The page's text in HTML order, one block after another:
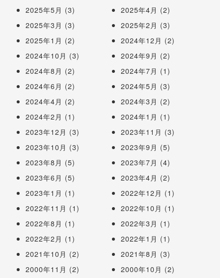
2025年5月 (3) 2025年4月 (2)
2025年3月 (3) 2025年2月 (3)
2025年1月 (2) 2024年12月 (2)
2024年10月 (3) 2024年9月 (2)
2024年8月 (2) 2024年7月 (1)
2024年6月 (2) 2024年5月 (3)
2024年4月 (2) 2024年3月 (2)
2024年2月 (1) 2024年1月 (1)
2023年12月 (3) 2023年11月 (3)
2023年10月 (3) 2023年9月 (5)
2023年8月 (5) 2023年7月 (4)
2023年6月 (5) 2023年4月 (2)
2023年1月 (1) 2022年12月 (1)
2022年11月 (1) 2022年10月 (1)
2022年8月 (1) 2022年3月 (1)
2022年2月 (1) 2022年1月 (1)
2021年10月 (2) 2021年8月 (3)
2000年11月 (2) 2000年10月 (2)